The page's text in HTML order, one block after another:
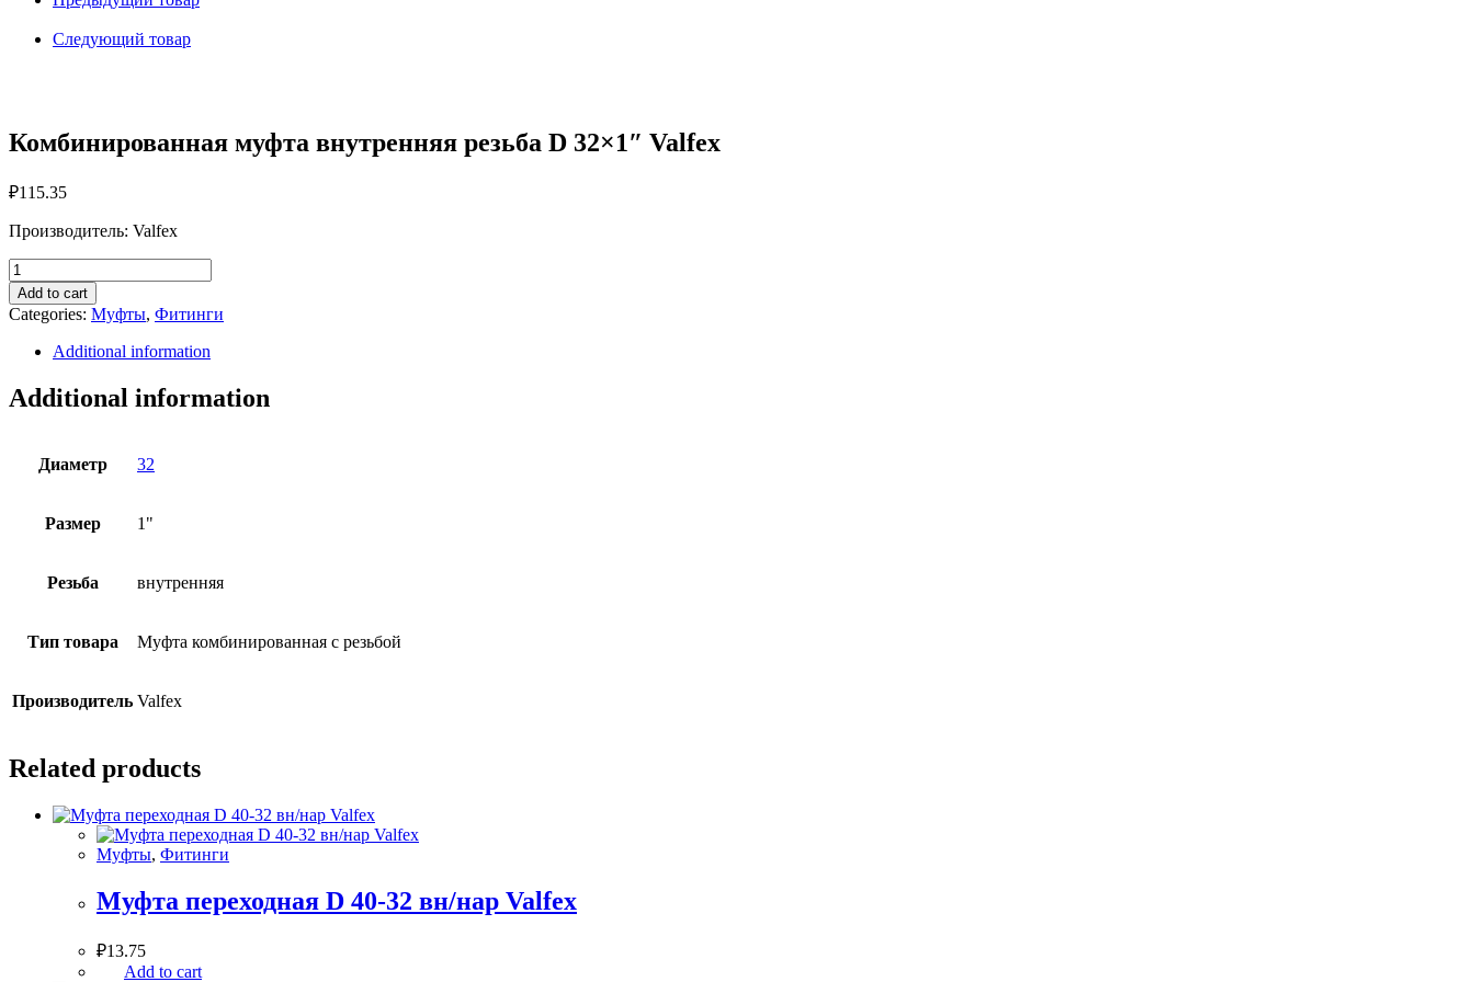
32x1"
Следующий товар
Комбинированная муфта внутренняя резьба D 32×1″ Valfex
₽115.35
Производитель: Valfex
Комбинированная
муфта
внутренняя
резьба
Valfex
quantity
Add to cart
Categories: Муфты, Фитинги
Additional information
Additional information
Диаметр 32
Размер 1"
Резьба внутренняя
Тип товара Муфта комбинированная с резьбой
Производитель Valfex
Related products
Муфты, Фитинги
Муфта переходная D 40-32 вн/нар Valfex
₽13.75
Add to cart